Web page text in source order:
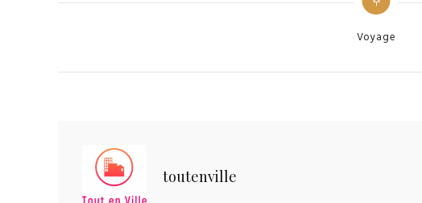
indispensables
Categories
Voyage
toutenville